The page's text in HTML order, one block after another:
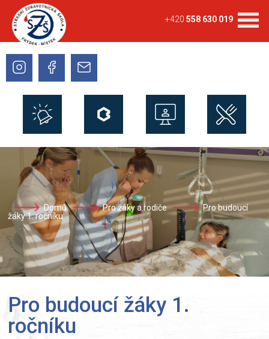
+420 558 630 019
Domů Pro žáky a rodiče
Pro budoucí
žáky 1. ročníku
Pro budoucí žáky 1.
ročníku